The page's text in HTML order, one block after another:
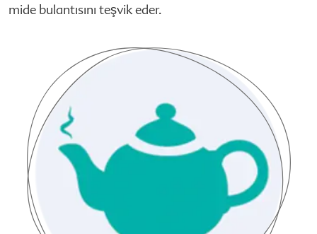
mide bulantısını teşvik eder.